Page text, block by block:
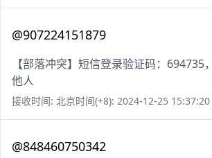
@907224151879
【部落冲突】短信登录验证码：694735
他人
接收时间: 北京时间(+8): 2024-12-25 15:37:20
@848460750342